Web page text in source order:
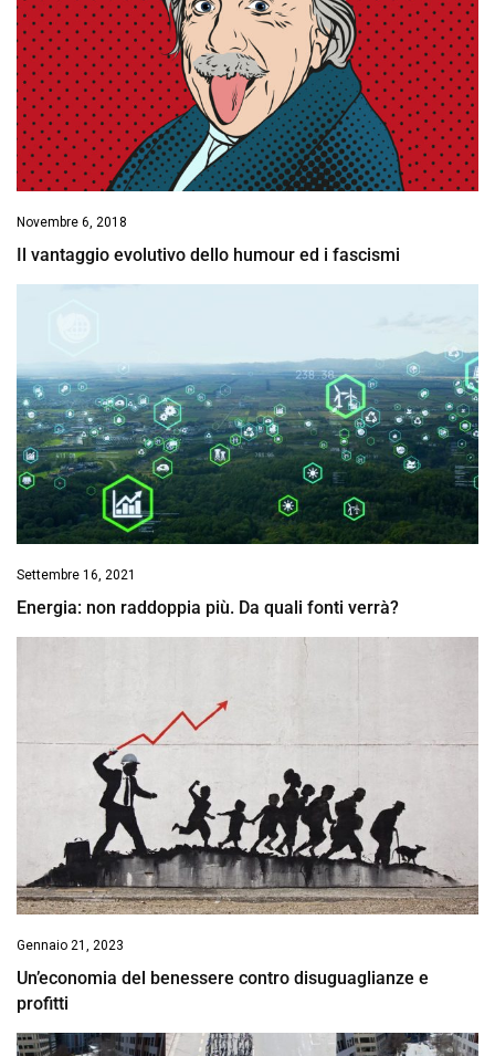
Novembre 6, 2018
Il vantaggio evolutivo dello humour ed i fascismi
Settembre 16, 2021
Energia: non raddoppia più. Da quali fonti verrà?
Gennaio 21, 2023
Un’economia del benessere contro disuguaglianze e
profitti